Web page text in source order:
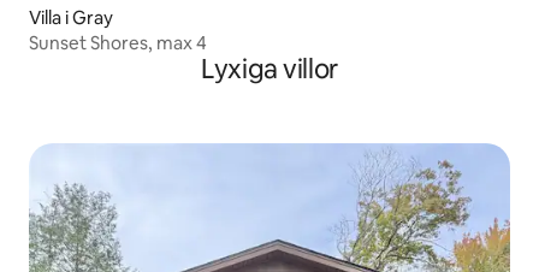
Villa i Gray
Sunset Shores, max 4
Lyxiga villor